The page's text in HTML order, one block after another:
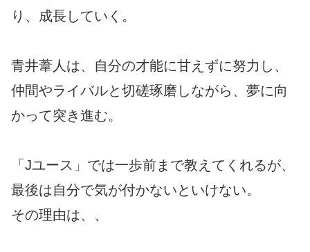
り、成長していく。
青井葦人は、自分の才能に甘えずに努力し、
仲間やライバルと切磋琢磨しながら、夢に向
かって突き進む。
「Jユース」では一歩前まで教えてくれるが、
最後は自分で気が付かないといけない。
その理由は、、